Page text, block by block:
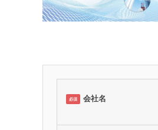
必須 会社名